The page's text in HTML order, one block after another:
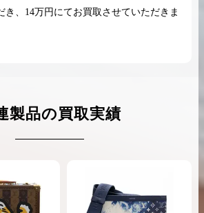
き、14万円にてお買取させていただきま
製品の買取実績